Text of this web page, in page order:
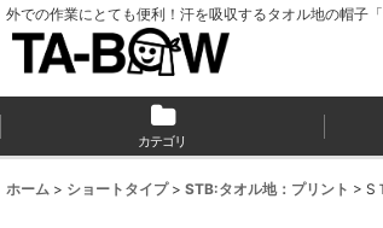
外での作業にとても便利！汗を吸収するタオル地の帽子「
カテゴリ
ホーム > ショートタイプ > STB:タオル地：プリント > S